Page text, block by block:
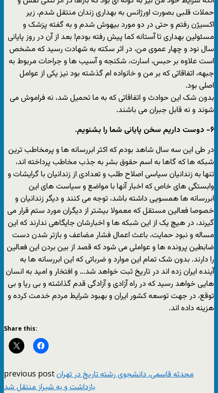
حملات قلبی بصورت اورژانس به بهداری زندان منتقل شدم، زیر
اکسیژن رفتم و حتی در دو مورد بیهوش شدم و به گفته پزشک و
مسئولین بهداری تا آستانه کما پیش رفته بودم! بعد از آن در روز پایانی
سال نود و چهار عموی من، در اثر سکته به شهادت رسید که مشخص
است علاوه بر حبس، اسارت، شکنجه و آسیب ها و جراحات مربوط به
جبهه، اتفاقاتی که بر من و خانواده ام گذشته بود نیز یکی از عوامل
اصلی بود.
بدون شک این حوادث و اتفاقاتی که به ما تحمیل شد، نه فراموش می
شوند و نه قابل جبران می باشند.
۶- دوست داریم سخن پایانی شما را بشنویم.
در طی این سه سال شاهد بودم که اکثر ابررسانه ها و پرمخاطب ترین
شبکه ها که گاها به اسم حقوق بشر به جذب مخاطب پرداخته اند،
تنها به زندانیان سیاسی اصلاح طلب و تعدادی از زندانیان با گرایشات و
وابستگی های خاص که اخبار آنها با مواضع و سیاست های این
ابررسانه ها همسویی داشته باشد، توجه می کنند و دیگر زندانیان و
خصوصا فعالین مستقل که معمولا بیشتر از دیگران مورد ستم قرار می
گیرند، در هیچ یک از این شبکه ها و اخبارشان جایگاهی ندارند که این
مساله و نبود حمایت، باعث اعمال فشار مضاعف و بازتر شدن دست
ضابطین پرونده ها و عواملی می شود که قصد از بین بردن این فعالین
را دارند. بدون شک تمام این موارد و ضرباتی که این ابررسانه ها به
آینده ایران زده اند در تاریخ ثبت خواهد شد… و افتخار و امید به انسان
هایی خواهد رسید که در راه آزادی و آزادگی قدم گذاشته و بی ریا و بی
توقع، در جهت توسعه کشور ایران و بهبود شرایط مردم خدمت کرده و
هزینه داده اند.
Share this:
previous postمحدثه قاسمی، دانشجوی رشته تاریخ در تهران
بازداشت و به شیراز منتقل شد